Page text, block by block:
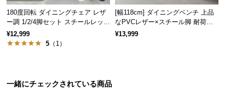
180度回転 ダイニングチェア レザ
ー調 1/2/4脚セット スチールレッグ
ブラック脚
¥12,999
5 （1）
[幅118cm] ダイニングベンチ 上品
なPVCレザー×スチール脚 耐荷重2
00kg
¥13,999
一緒にチェックされている商品